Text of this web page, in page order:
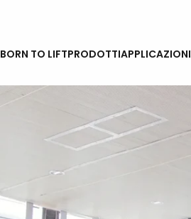
BORN TO LIFTPRODOTTIAPPLICAZIONI